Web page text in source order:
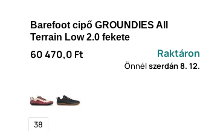
Barefoot cipő GROUNDIES All
Terrain Low 2.0 fekete
60 470,0 Ft Raktáron
Önnélszerdán8. 12.
38